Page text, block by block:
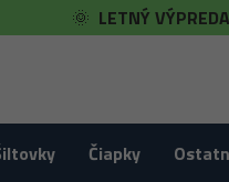
🌞 LETNÝ
Čiapky